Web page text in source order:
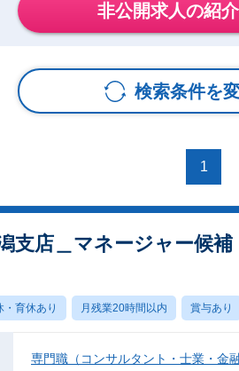
非公開求人の紹
検索条件を
1
支店＿マネージャー候補
・育休あり 月残業20時間以内 賞与あり
専門職（コンサルタント・士業・金